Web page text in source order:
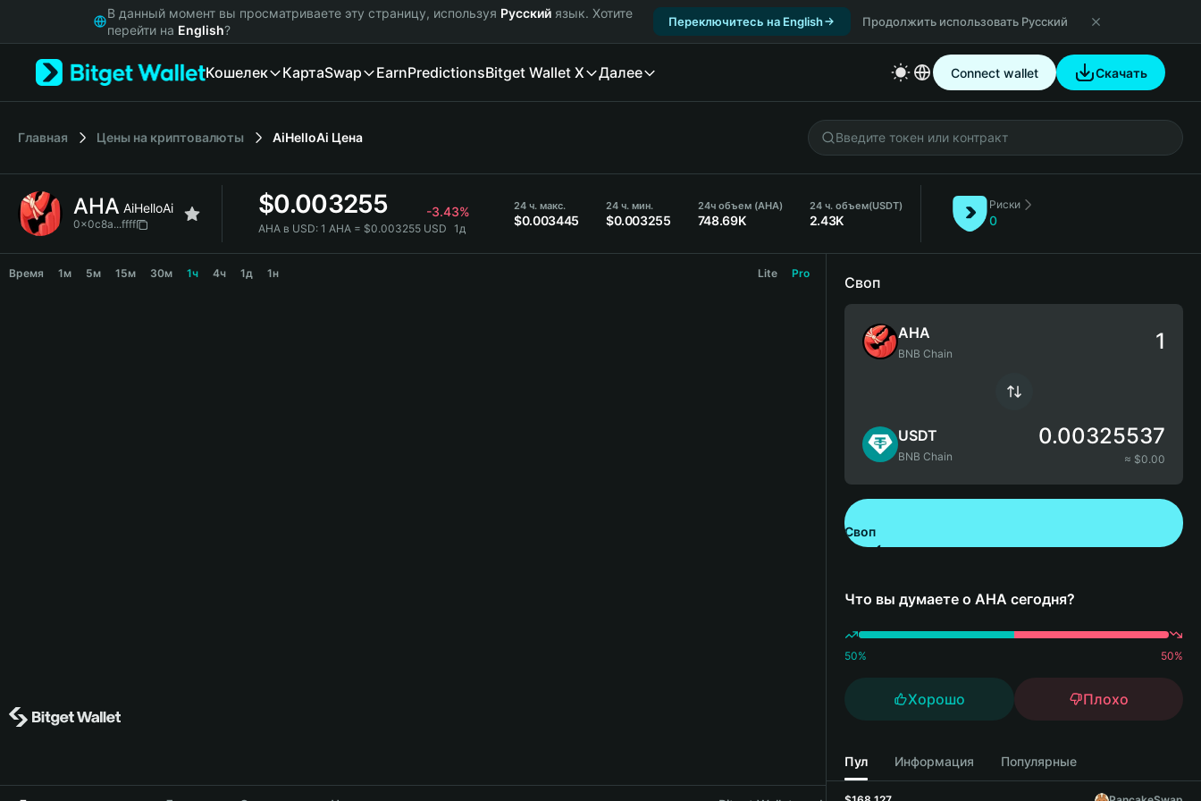
Русский
Italiano
简体中文
繁體中文
Bahasa Indonesia
В данный момент вы просматриваете эту страницу, используя Русский язык. Хотите
перейти на English?
Переключитесь на English Продолжить использовать Русский
Кошелек КартаSwap EarnPredictionsBitget Wallet X Далее Connect wallet Скачать
Главная Цены на криптовалюты AiHelloAi Цена
AHA AiHelloAi
0x0c8a...ffff
$0.003255 -3.43%
AHA в USD: 1 AHA = $0.003255 USD 1д
24 ч. макс.
$0.003445
24 ч. мин.
$0.003255
24ч объем (AHA)
748.69K
24 ч. объем(USDT)
2.43K
Риски
0
Время 1м 5м 15м 30м 1ч 4ч 1д 1н Lite Pro
Своп
AHA
BNB Chain
USDT
BNB Chain
0.00325537
≈ $0.00
Своп
Что вы думаете о AHA сегодня?
50% 50%
Хорошо Плохо
Пул Информация Популярные